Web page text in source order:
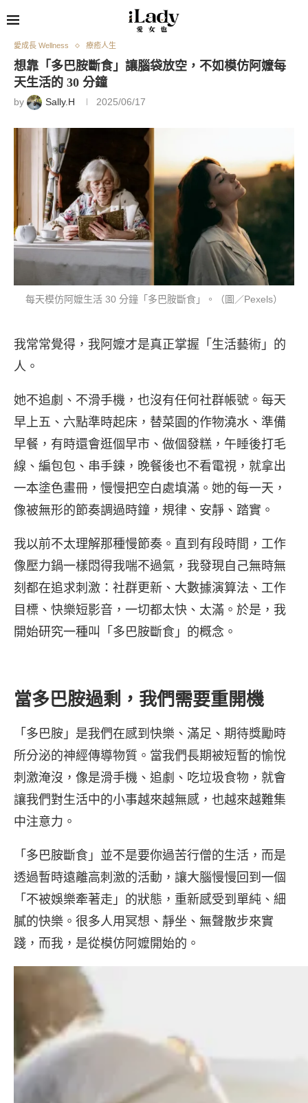
愛成長 Wellness 療癒人生
想靠「多巴胺斷食」讓腦袋放空，不如模仿阿嬤每
天生活的 30 分鐘
by Sally.H 2025/06/17
每天模仿阿嬤生活 30 分鐘「多巴胺斷食」。（圖／Pexels）
我常常覺得，我阿嬤才是真正掌握「生活藝術」的
人。
她不追劇、不滑手機，也沒有任何社群帳號。每天
早上五、六點準時起床，替菜園的作物澆水、準備
早餐，有時還會逛個早市、做個發糕，午睡後打毛
線、編包包、串手鍊，晚餐後也不看電視，就拿出
一本塗色畫冊，慢慢把空白處填滿。她的每一天，
像被無形的節奏調過時鐘，規律、安靜、踏實。
我以前不太理解那種慢節奏。直到有段時間，工作
像壓力鍋一樣悶得我喘不過氣，我發現自己無時無
刻都在追求刺激：社群更新、大數據演算法、工作
目標、快樂短影音，一切都太快、太滿。於是，我
開始研究一種叫「多巴胺斷食」的概念。
當多巴胺過剩，我們需要重開機
「多巴胺」是我們在感到快樂、滿足、期待獎勵時
所分泌的神經傳導物質。當我們長期被短暫的愉悅
刺激淹沒，像是滑手機、追劇、吃垃圾食物，就會
讓我們對生活中的小事越來越無感，也越來越難集
中注意力。
「多巴胺斷食」並不是要你過苦行僧的生活，而是
透過暫時遠離高刺激的活動，讓大腦慢慢回到一個
「不被娛樂牽著走」的狀態，重新感受到單純、細
膩的快樂。很多人用冥想、靜坐、無聲散步來實
踐，而我，是從模仿阿嬤開始的。